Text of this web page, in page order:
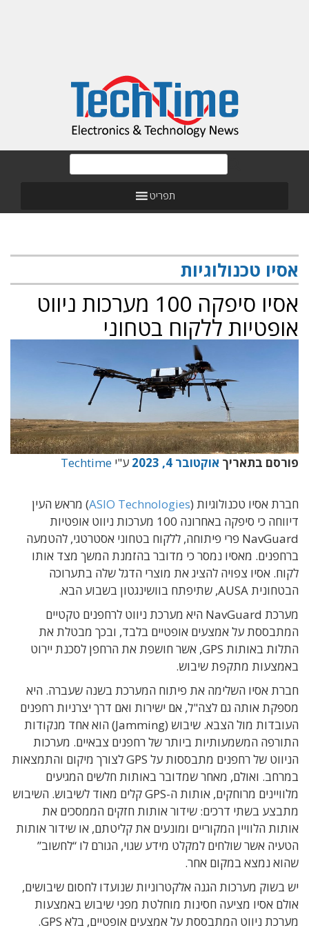
תפריט
אסיו טכנולוגיות
אסיו סיפקה 100 מערכות ניווט
אופטיות ללקוח בטחוני
פורסם בתאריך אוקטובר 4, 2023 ע"י Techtime
חברת אסיו טכנולוגיות (ASIO Technologies) מראש העין
דיווחה כי סיפקה באחרונה 100 מערכות ניווט אופטיות
NavGuard פרי פיתוחה, ללקוח בטחוני אסטרטגי, להטמעה
ברחפנים. מאסיו נמסר כי מדובר בהזמנת המשך מצד אותו
לקוח. אסיו צפויה להציג את מוצרי הדגל שלה בתערוכה
הבטחונית AUSA, שתיפתח בוושינגטון בשבוע הבא.
מערכת NavGuard היא מערכת ניווט לרחפנים טקטיים
המתבססת על אמצעים אופטיים בלבד, ובכך מבטלת את
התלות באותות GPS, אשר חושפת את הרחפן לסכנת יירוט
באמצעות מתקפת שיבוש.
חברת אסיו השלימה את פיתוח המערכת בשנה שעברה. היא
מספקת אותה גם לצה"ל, אם ישירות ואם דרך יצרניות רחפנים
העובדות מול הצבא. שיבוש (Jamming) הוא אחד מנקודות
התורפה המשמעותיות ביותר של רחפנים צבאיים. מערכות
הניווט של רחפנים מתבססות על GPS לצורך מיקום והתמצאות
במרחב. ואולם, מאחר שמדובר באותות חלשים המגיעים
מלוויינים מרוחקים, אותות ה-GPS קלים מאוד לשיבוש. השיבוש
מתבצע בשתי דרכים: שידור אותות חזקים הממסכים את
אותות הלוויין המקוריים ומונעים את קליטתם, או שידור אותות
הטעיה אשר שולחים למקלט מידע שגוי, הגורם לו “לחשוב”
שהוא נמצא במקום אחר.
יש בשוק מערכות הגנה אלקטרוניות שנועדו לחסום שיבושים,
אולם אסיו מציעה חסינות מוחלטת מפני שיבוש באמצעות
מערכת ניווט המתבססת על אמצעים אופטיים, בלא GPS.